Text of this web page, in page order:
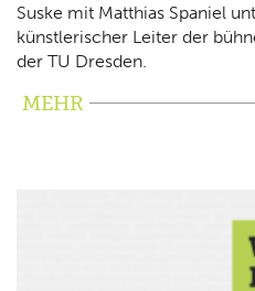
Suske mit Matthias Spaniel
künstlerischer Leiter der
der TU Dresden.
MEHR